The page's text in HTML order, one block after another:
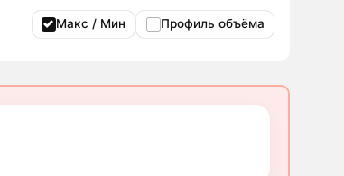
Макс / Мин Профиль объёма